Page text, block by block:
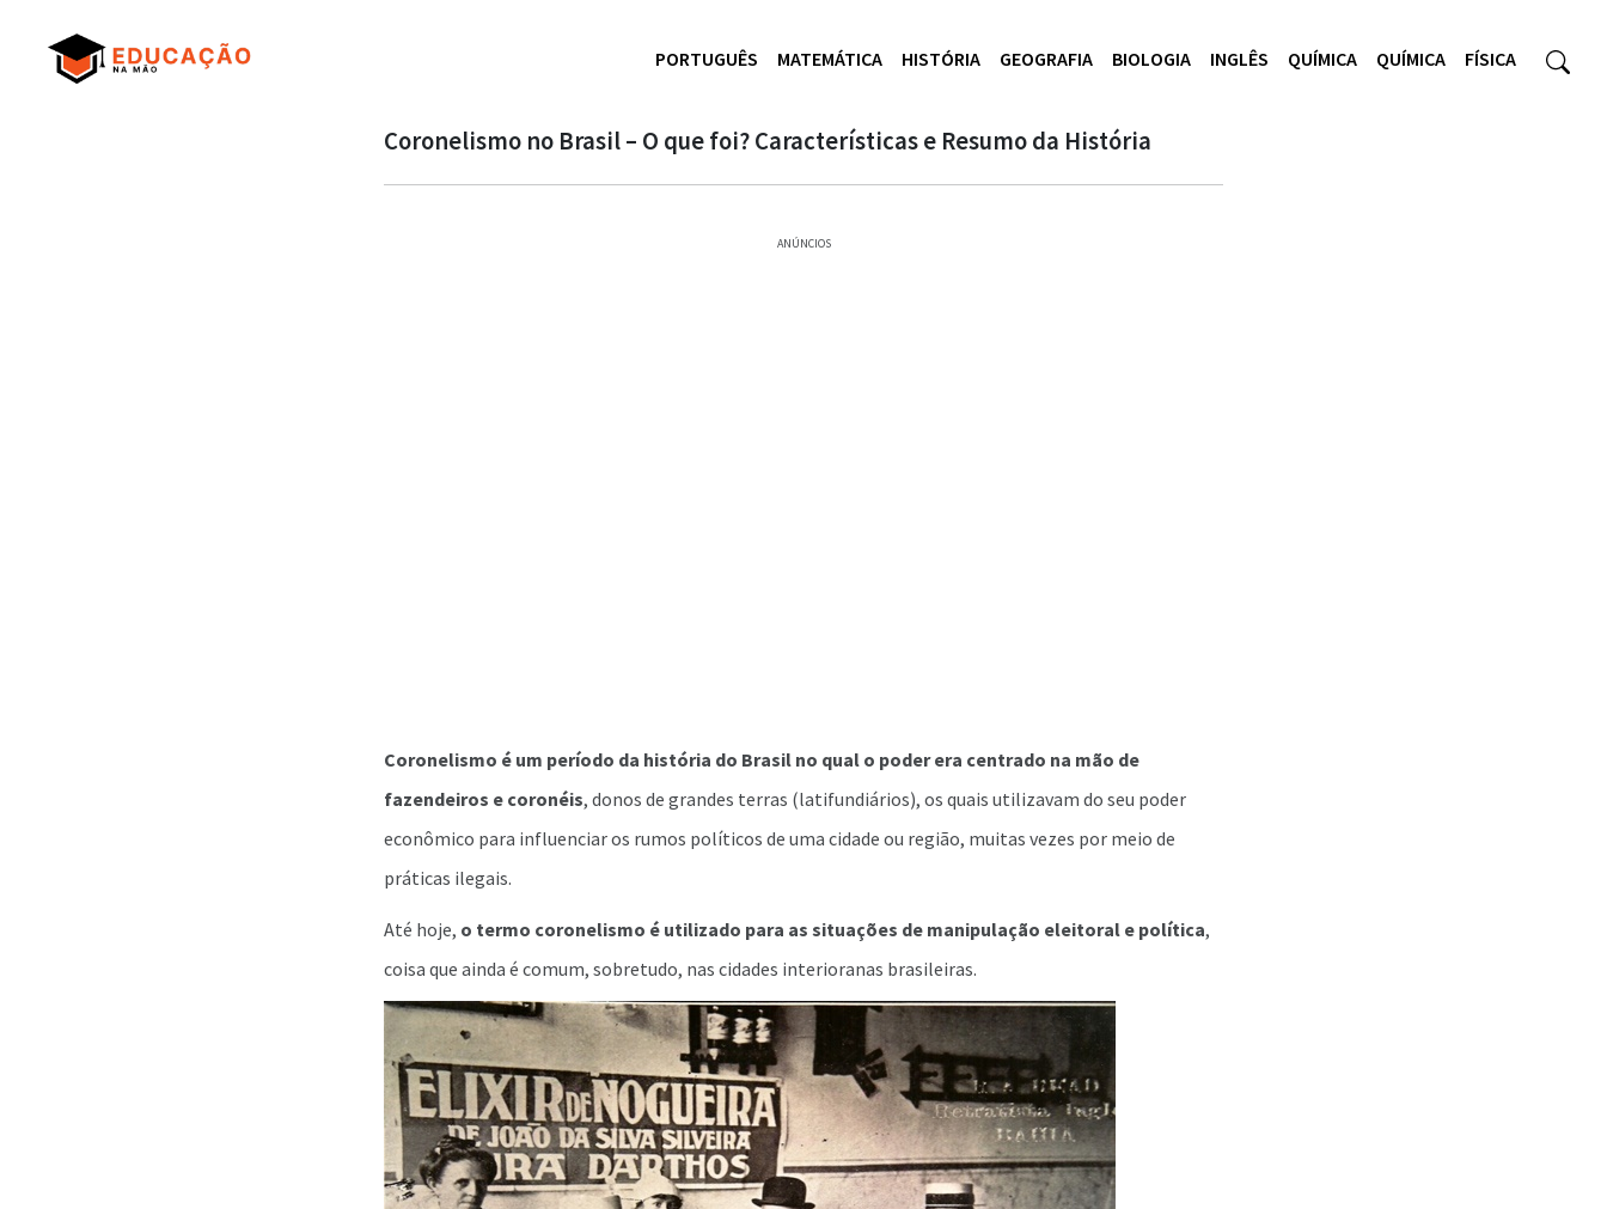
PORTUGUÊS MATEMÁTICA HISTÓRIA GEOGRAFIA BIOLOGIA INGLÊS QUÍMICA QUÍMICA FÍSICA
Coronelismo no Brasil – O que foi? Características e Resumo da História
ANÚNCIOS
Coronelismo é um período da história do Brasil no qual o poder era centrado na mão de
fazendeiros e coronéis, donos de grandes terras (latifundiários), os quais utilizavam do seu poder
econômico para influenciar os rumos políticos de uma cidade ou região, muitas vezes por meio de
práticas ilegais.
Até hoje, o termo coronelismo é utilizado para as situações de manipulação eleitoral e política,
coisa que ainda é comum, sobretudo, nas cidades interioranas brasileiras.